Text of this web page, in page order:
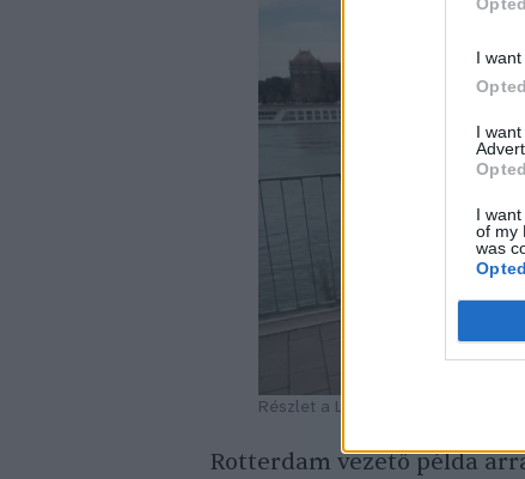
I
I
I
of my
was
Részlet a Levegő Munkacsoport
Rotterdam vezető példa